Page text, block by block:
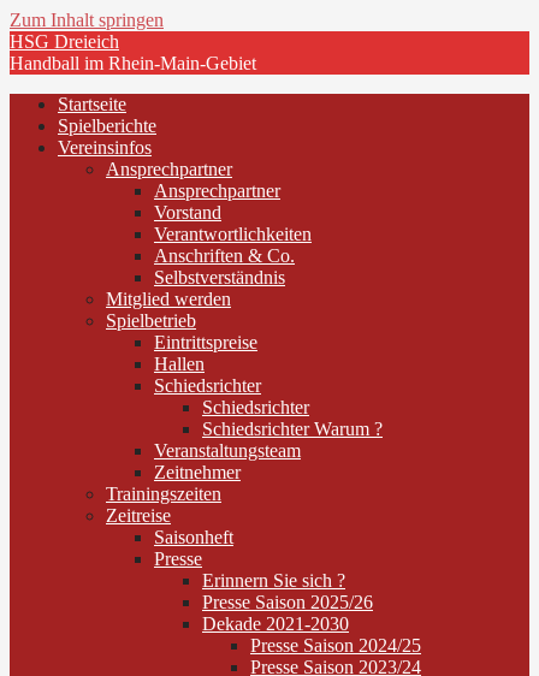
Zum Inhalt springen
HSG Dreieich
Handball im Rhein-Main-Gebiet
Startseite
Spielberichte
Vereinsinfos
Ansprechpartner
Ansprechpartner
Vorstand
Verantwortlichkeiten
Anschriften & Co.
Selbstverständnis
Mitglied werden
Spielbetrieb
Eintrittspreise
Hallen
Schiedsrichter
Schiedsrichter
Schiedsrichter Warum ?
Veranstaltungsteam
Zeitnehmer
Trainingszeiten
Zeitreise
Saisonheft
Presse
Erinnern Sie sich ?
Presse Saison 2025/26
Dekade 2021-2030
Presse Saison 2024/25
Presse Saison 2023/24